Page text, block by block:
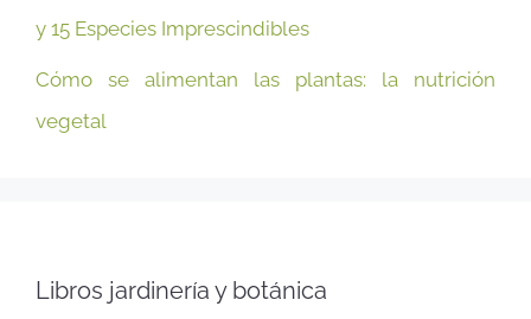
y 15 Especies Imprescindibles
Cómo se alimentan las plantas: la nutrición
vegetal
Libros jardinería y botánica